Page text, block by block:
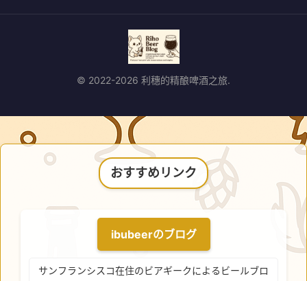
© 2022-2026 利穗的精酿啤酒之旅.
おすすめリンク
ibubeerのブログ
サンフランシスコ在住のビアギークによるビールブロ